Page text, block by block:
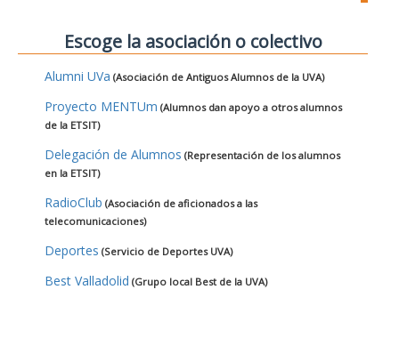
Escoge la asociación o colectivo
Alumni UVa (Asociación de Antiguos Alumnos de la UVA)
Proyecto MENTUm (Alumnos dan apoyo a otros alumnos
de la ETSIT)
Delegación de Alumnos (Representación de los alumnos
en la ETSIT)
RadioClub (Asociación de aficionados a las
telecomunicaciones)
Deportes (Servicio de Deportes UVA)
Best Valladolid (Grupo local Best de la UVA)